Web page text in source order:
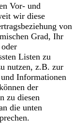
Vor- und
wir diese
von
Grad, Ihr
Listen zu
nutzen, z.B. zur
Informationen
der
zu diesen
die unten